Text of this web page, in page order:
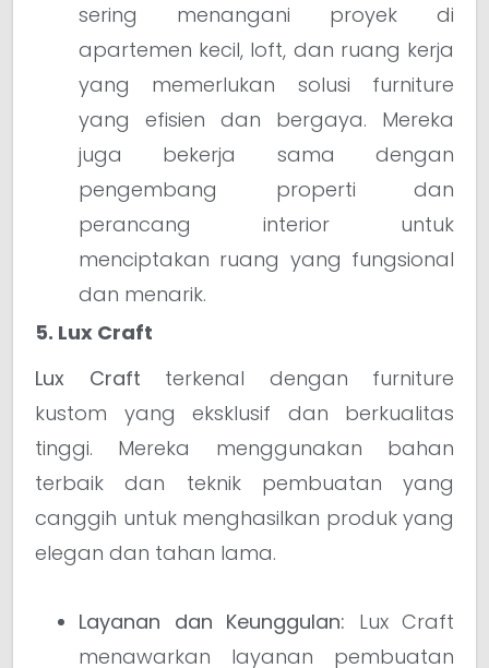
sering menangani proyek di
apartemen kecil, loft, dan ruang kerja
yang memerlukan solusi furniture
yang efisien dan bergaya. Mereka
juga bekerja sama dengan
pengembang properti dan
perancang interior untuk
menciptakan ruang yang fungsional
dan menarik.
5. Lux Craft
Lux Craft terkenal dengan furniture
kustom yang eksklusif dan berkualitas
tinggi. Mereka menggunakan bahan
terbaik dan teknik pembuatan yang
canggih untuk menghasilkan produk yang
elegan dan tahan lama.
Layanan dan Keunggulan: Lux Craft
menawarkan layanan pembuatan